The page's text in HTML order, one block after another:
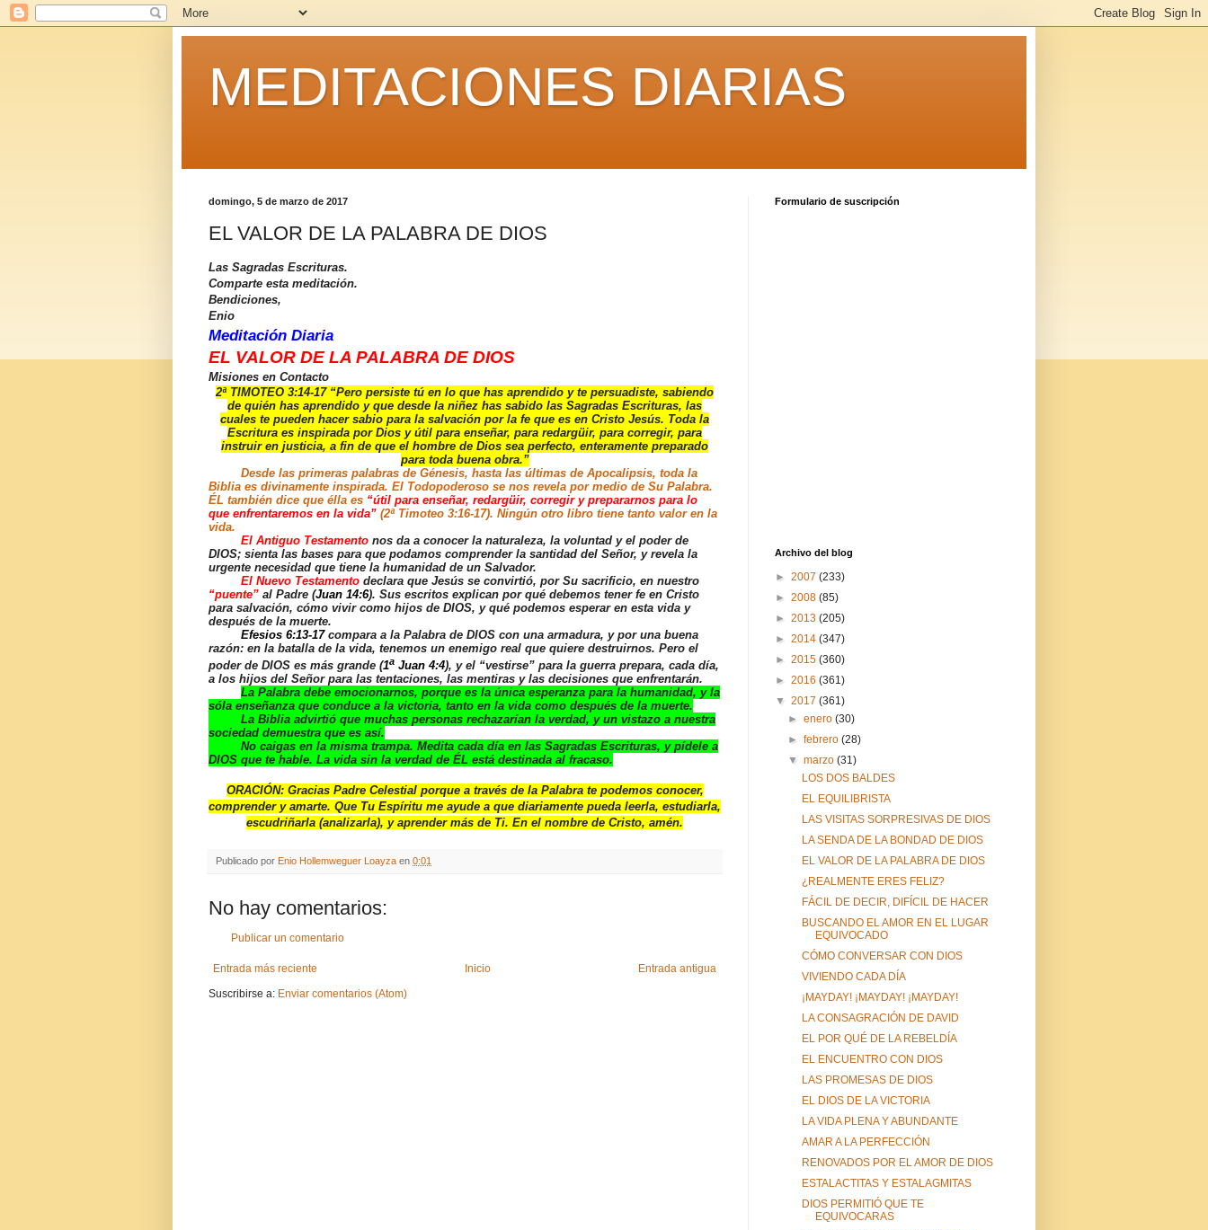
MEDITACIONES DIARIAS
domingo, 5 de marzo de 2017
EL VALOR DE LA PALABRA DE DIOS
Las Sagradas Escrituras.
Comparte esta meditación.
Bendiciones,
Enio
Meditación Diaria
EL VALOR DE LA PALABRA DE DIOS
Misiones en Contacto
2ª TIMOTEO 3:14-17 “Pero persiste tú en lo que has aprendido y te persuadiste, sabiendo
de quién has aprendido y que desde la niñez has sabido las Sagradas Escrituras, las
cuales te pueden hacer sabio para la salvación por la fe que es en Cristo Jesús. Toda la
Escritura es inspirada por Dios y útil para enseñar, para redargüir, para corregir, para
instruir en justicia, a fin de que el hombre de Dios sea perfecto, enteramente preparado
para toda buena obra.”
Desde las primeras palabras de Génesis, hasta las últimas de Apocalipsis, toda la
Biblia es divinamente inspirada. El Todopoderoso se nos revela por medio de Su Palabra.
ÉL también dice que élla es “útil para enseñar, redargüir, corregir y prepararnos para lo
que enfrentaremos en la vida” (2ª Timoteo 3:16-17). Ningún otro libro tiene tanto valor en la
vida.
El Antiguo Testamento nos da a conocer la naturaleza, la voluntad y el poder de
DIOS; sienta las bases para que podamos comprender la santidad del Señor, y revela la
urgente necesidad que tiene la humanidad de un Salvador.
El Nuevo Testamento declara que Jesús se convirtió, por Su sacrificio, en nuestro
“puente” al Padre (Juan 14:6). Sus escritos explican por qué debemos tener fe en Cristo
para salvación, cómo vivir como hijos de DIOS, y qué podemos esperar en esta vida y
después de la muerte.
Efesios 6:13-17compara a la Palabra de DIOS con una armadura, y por una buena
razón: en la batalla de la vida, tenemos un enemigo real que quiere destruirnos. Pero el
poder de DIOS es más grande (1a Juan 4:4), y el “vestirse” para la guerra prepara, cada día,
a los hijos del Señor para las tentaciones, las mentiras y las decisiones que enfrentarán.
La Palabra debe emocionarnos, porque es la única esperanza para la humanidad, y la
sóla enseñanza que conduce a la victoria, tanto en la vida como después de la muerte.
La Biblia advirtió que muchas personas rechazarían la verdad, y un vistazo a nuestra
sociedad demuestra que es así.
No caigas en la misma trampa. Medita cada día en las Sagradas Escrituras, y pídele a
DIOS que te hable. La vida sin la verdad de ÉL está destinada al fracaso.
ORACIÓN: Gracias Padre Celestial porque a través de la Palabra te podemos conocer,
comprender y amarte. Que Tu Espíritu me ayude a que diariamente pueda leerla, estudiarla,
escudriñarla (analizarla), y aprender más de Ti. En el nombre de Cristo, amén.
Publicado por Enio Hollemweguer Loayza en 0:01
No hay comentarios:
Publicar un comentario
Entrada más reciente Entrada antigua
Inicio
Suscribirse a: Enviar comentarios (Atom)
Formulario de suscripción
Archivo del blog
► 2007 (233)
► 2008 (85)
► 2013 (205)
► 2014 (347)
► 2015 (360)
► 2016 (361)
▼ 2017 (361)
►enero(30)
►febrero(28)
▼marzo(31)
LOS DOS BALDES
EL EQUILIBRISTA
LAS VISITAS SORPRESIVAS DE DIOS
LA SENDA DE LA BONDAD DE DIOS
EL VALOR DE LA PALABRA DE DIOS
¿REALMENTE ERES FELIZ?
FÁCIL DE DECIR, DIFÍCIL DE HACER
BUSCANDO EL AMOR EN EL LUGAR
EQUIVOCADO
CÓMO CONVERSAR CON DIOS
VIVIENDO CADA DÍA
¡MAYDAY! ¡MAYDAY! ¡MAYDAY!
LA CONSAGRACIÓN DE DAVID
EL POR QUÉ DE LA REBELDÍA
EL ENCUENTRO CON DIOS
LAS PROMESAS DE DIOS
EL DIOS DE LA VICTORIA
LA VIDA PLENA Y ABUNDANTE
AMAR A LA PERFECCIÓN
RENOVADOS POR EL AMOR DE DIOS
ESTALACTITAS Y ESTALAGMITAS
DIOS PERMITIÓ QUE TE
EQUIVOCARAS